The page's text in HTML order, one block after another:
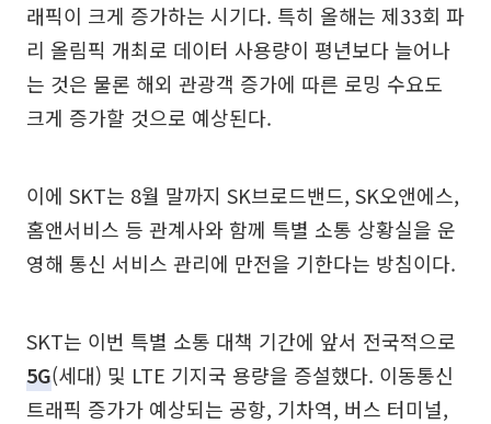
래픽이 크게 증가하는 시기다. 특히 올해는 제33회 파
리 올림픽 개최로 데이터 사용량이 평년보다 늘어나
는 것은 물론 해외 관광객 증가에 따른 로밍 수요도
크게 증가할 것으로 예상된다.
이에 SKT는 8월 말까지 SK브로드밴드, SK오앤에스,
홈앤서비스 등 관계사와 함께 특별 소통 상황실을 운
영해 통신 서비스 관리에 만전을 기한다는 방침이다.
SKT는 이번 특별 소통 대책 기간에 앞서 전국적으로
5G(세대) 및 LTE 기지국 용량을 증설했다. 이동통신
트래픽 증가가 예상되는 공항, 기차역, 버스 터미널,